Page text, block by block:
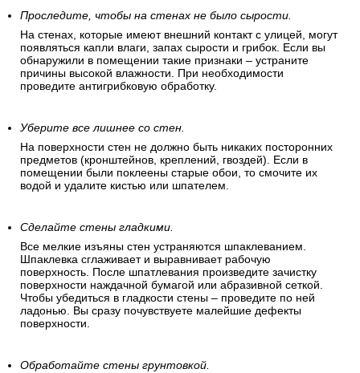
Проследите, чтобы на стенах не было сырости.
На стенах, которые имеют внешний контакт с улицей, могут
появляться капли влаги, запах сырости и грибок. Если вы
обнаружили в помещении такие признаки – устраните
причины высокой влажности. При необходимости
проведите антигрибковую обработку.
Уберите все лишнее со стен.
На поверхности стен не должно быть никаких посторонних
предметов (кронштейнов, креплений, гвоздей). Если в
помещении были поклеены старые обои, то смочите их
водой и удалите кистью или шпателем.
Сделайте стены гладкими.
Все мелкие изъяны стен устраняются шпаклеванием.
Шпаклевка сглаживает и выравнивает рабочую
поверхность. После шпатлевания произведите зачистку
поверхности наждачной бумагой или абразивной сеткой.
Чтобы убедиться в гладкости стены – проведите по ней
ладонью. Вы сразу почувствуете малейшие дефекты
поверхности.
Обработайте стены грунтовкой.